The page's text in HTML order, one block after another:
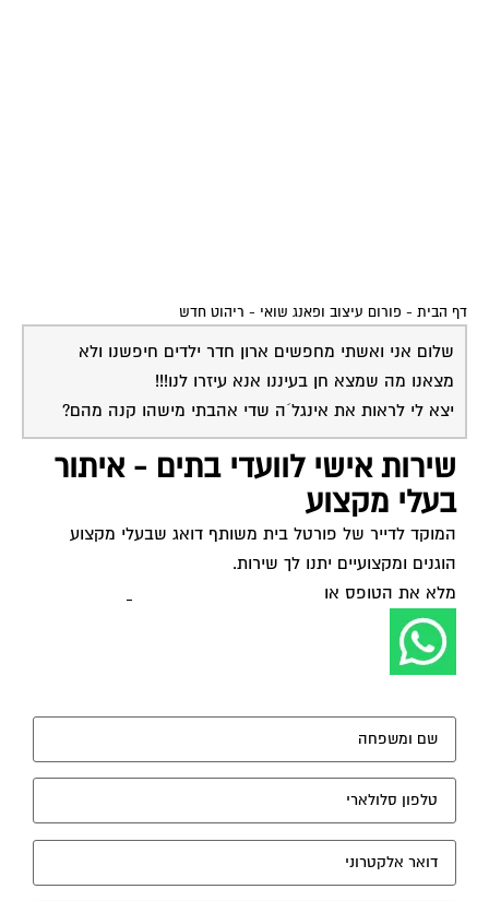
דף הבית - פורום עיצוב ופאנג שואי - ריהוט חדש
שלום אני ואשתי מחפשים ארון חדר ילדים חיפשנו ולא
מצאנו מה שמצא חן בעיננו אנא עיזרו לנו!!!
יצא לי לראות את אינגל´ה שדי אהבתי מישהו קנה מהם?
שירות אישי לוועדי בתים - איתור
בעלי מקצוע
המוקד לדייר של פורטל בית משותף דואג שבעלי מקצוע
הוגנים ומקצועיים יתנו לך שירות.
מלא את הטופס או